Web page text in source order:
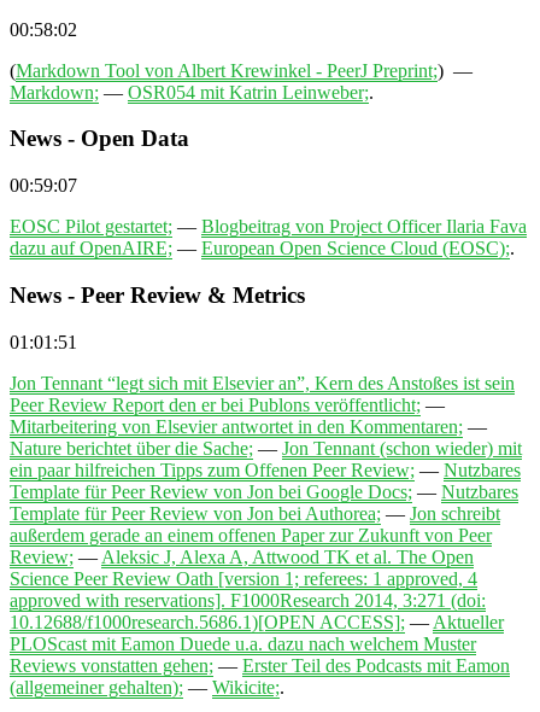
00:58:02
(Markdown Tool von Albert Krewinkel - PeerJ Preprint;) —
Markdown; — OSR054 mit Katrin Leinweber;.
News - Open Data
00:59:07
EOSC Pilot gestartet; — Blogbeitrag von Project Officer Ilaria Fava
dazu auf OpenAIRE; — European Open Science Cloud (EOSC);.
News - Peer Review & Metrics
01:01:51
Jon Tennant “legt sich mit Elsevier an”, Kern des Anstoßes ist sein
Peer Review Report den er bei Publons veröffentlicht; —
Mitarbeitering von Elsevier antwortet in den Kommentaren; —
Nature berichtet über die Sache; — Jon Tennant (schon wieder) mit
ein paar hilfreichen Tipps zum Offenen Peer Review; — Nutzbares
Template für Peer Review von Jon bei Google Docs; — Nutzbares
Template für Peer Review von Jon bei Authorea; — Jon schreibt
außerdem gerade an einem offenen Paper zur Zukunft von Peer
Review; — Aleksic J, Alexa A, Attwood TK et al. The Open
Science Peer Review Oath [version 1; referees: 1 approved, 4
approved with reservations]. F1000Research 2014, 3:271 (doi:
10.12688/f1000research.5686.1)[OPEN ACCESS]; — Aktueller
PLOScast mit Eamon Duede u.a. dazu nach welchem Muster
Reviews vonstatten gehen; — Erster Teil des Podcasts mit Eamon
(allgemeiner gehalten); — Wikicite;.